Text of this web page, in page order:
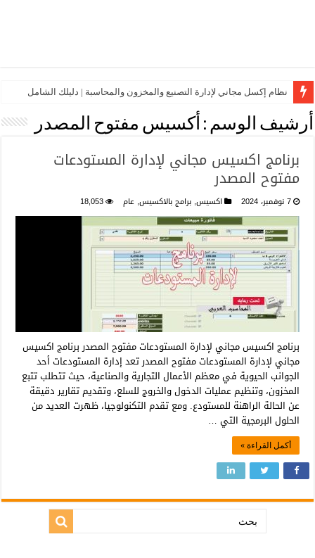
نظام إكسل مجاني لإدارة التصنيع والمخزون والمحاسبة | دليلك الشامل
أرشيف الوسم : أكسيس مفتوح المصدر
برنامج اكسيس مجاني لإدارة المستودعات
مفتوح المصدر
7 نوفمبر، 2024 اكسيس, برامج بالاكسيس, عام 18,053
برنامج اكسيس مجاني لإدارة المستودعات مفتوح المصدر برنامج اكسيس
مجاني لإدارة المستودعات مفتوح المصدر تعد إدارة المستودعات أحد
الجوانب الحيوية في معظم الأعمال التجارية والصناعية، حيث تتطلب تتبع
المخزون، وتنظيم عمليات الدخول والخروج للسلع، وتقديم تقارير دقيقة
عن الحالة الراهنة للمستودع. ومع تقدم التكنولوجيا، ظهرت العديد من
الحلول البرمجية التي …
أكمل القراءة »
بحث: